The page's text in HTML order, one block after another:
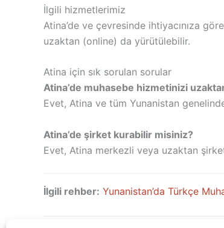
İlgili hizmetlerimiz
Atina’de ve çevresinde ihtiyacınıza göre
uzaktan (online) da yürütülebilir.
Atina için sık sorulan sorular
Atina’de muhasebe hizmetinizi
Evet, Atina ve tüm Yunanistan
Atina’de şirket kurabilir misiniz?
Evet, Atina merkezli veya uzaktan
İlgili rehber: Yunanistan’da Türkçe